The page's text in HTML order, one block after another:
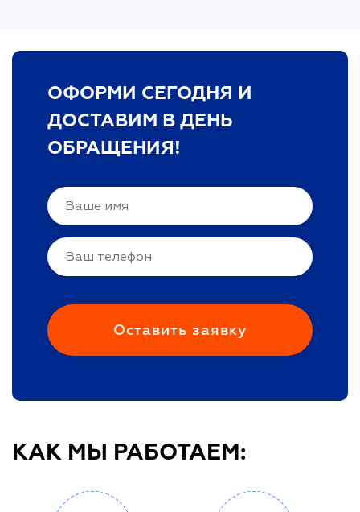
ОФОРМИ СЕГОДНЯ И
ДОСТАВИМ В ДЕНЬ
ОБРАЩЕНИЯ!
КАК МЫ РАБОТАЕМ: